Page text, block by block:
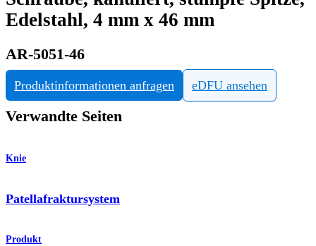
Edelstahl, 4 mm x 46 mm
AR-5051-46
Produktinformationen anfragen eDFU ansehen
Verwandte Seiten
Knie
Patellafraktursystem
Produkt